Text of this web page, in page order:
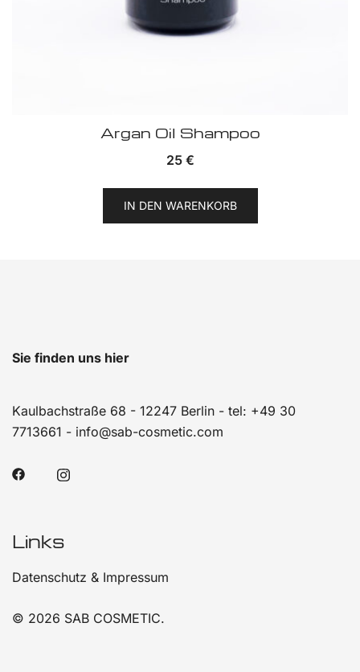
Argan Oil Shampoo
25 €
IN DEN WARENKORB
Sie finden uns hier
Kaulbachstraße 68 - 12247 Berlin - tel: +49 30
7713661 - info@sab-cosmetic.com
Links
Datenschutz & Impressum
© 2026 SAB COSMETIC.